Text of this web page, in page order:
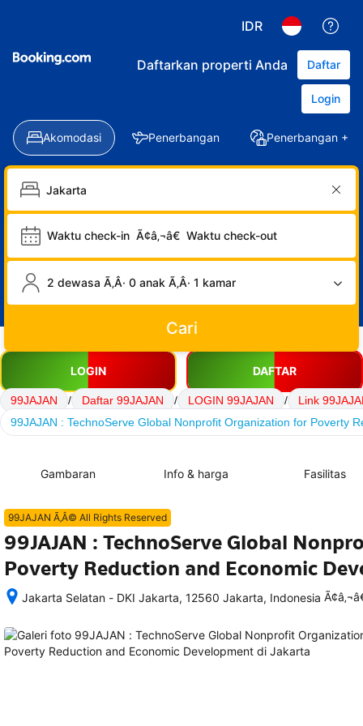
IDR
Daftarkan properti Anda Daftar
Login
Akomodasi Penerbangan Penerbangan +
Waktu check-in Ã¢â‚¬â€ Waktu check-out
2 dewasa Ã‚Â· 0 anak Ã‚Â· 1 kamar
Cari
LOGIN DAFTAR
99JAJAN / Daftar 99JAJAN / LOGIN 99JAJAN /
Link
99JAJAN : TechnoServe Global Nonprofit Organization for Poverty
Gambaran Info & harga Fasilitas
99JAJAN Ã‚Â© All Rights Reserved
99JAJAN : TechnoServe Global
Poverty Reduction and Economic
Jakarta Selatan - DKI Jakarta, 12560 Jakarta, Indonesia
memesan,
semua
rincian